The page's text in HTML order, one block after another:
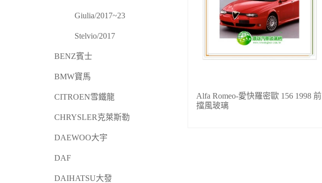
Giulia/2017~23
Stelvio/2017
BENZ賓士
BMW寶馬
CITROEN雪鐵龍
CHRYSLER克萊斯勒
DAEWOO大宇
DAF
DAIHATSU大發
Alfa Romeo-愛快羅密歐 156 1998 前
擋風玻璃